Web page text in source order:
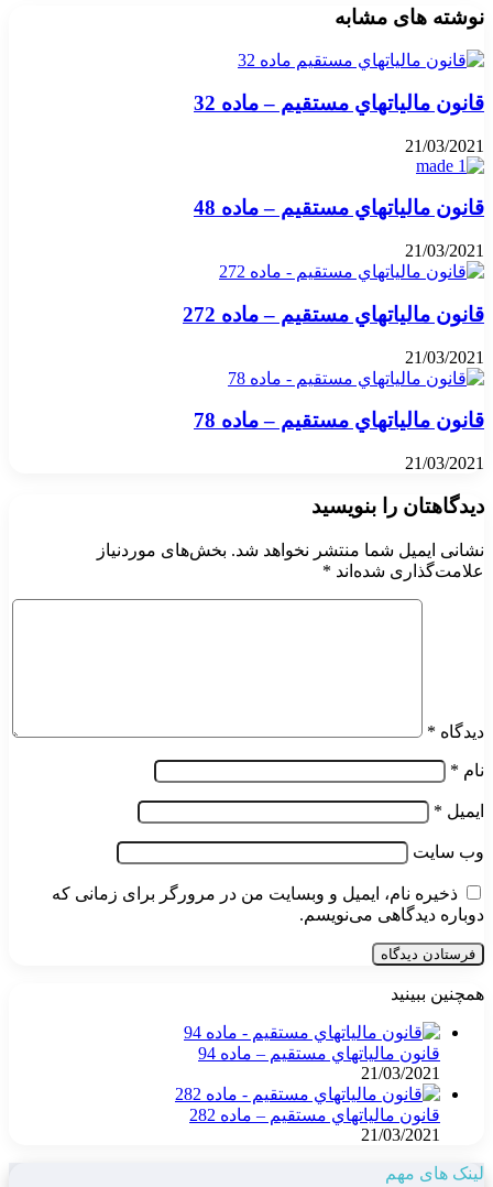
نوشته های مشابه
قانون مالياتهاي مستقيم – ماده 32
21/03/2021
قانون مالياتهاي مستقيم – ماده 48
21/03/2021
قانون مالياتهاي مستقيم – ماده 272
21/03/2021
قانون مالياتهاي مستقيم – ماده 78
21/03/2021
دیدگاهتان را بنویسید
نشانی ایمیل شما منتشر نخواهد شد. بخش‌های موردنیاز
علامت‌گذاری شده‌اند *
دیدگاه *
نام *
ایمیل *
وب‌ سایت
ذخیره نام، ایمیل و وبسایت من در مرورگر برای زمانی که
دوباره دیدگاهی می‌نویسم.
همچنین ببینید
قانون مالياتهاي مستقيم – ماده 94
21/03/2021
قانون مالياتهاي مستقيم – ماده 282
21/03/2021
لینک های مهم